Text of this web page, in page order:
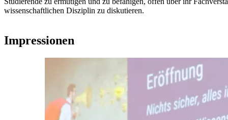
wissenschaftlichen Disziplin zu diskutieren.
Impressionen